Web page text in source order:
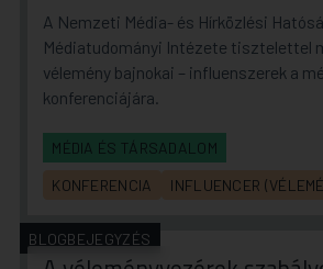
A Nemzeti Média- és Hírközlési
Médiatudományi Intézete tisztelettel
vélemény bajnokai – influenszerek a
konferenciájára.
MÉDIA ÉS TÁRSADALOM
KONFERENCIA INFLUENCER
BLOGBEJEGYZÉS